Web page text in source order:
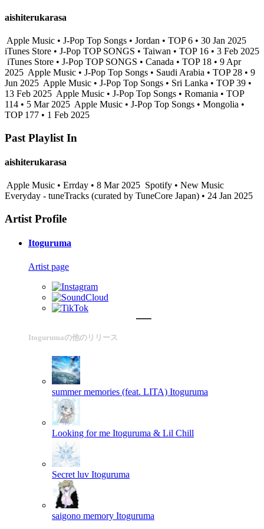
aishiterukarasa
Apple Music • J-Pop Top Songs • Jordan • TOP 6 • 30 Jan 2025
iTunes Store • J-Pop TOP SONGS • Taiwan • TOP 16 • 3 Feb 2025
iTunes Store • J-Pop TOP SONGS • Canada • TOP 18 • 9 Apr
2025 Apple Music • J-Pop Top Songs • Saudi Arabia • TOP 28 • 9
Jun 2025 Apple Music • J-Pop Top Songs • Sri Lanka • TOP 39 •
13 Feb 2025 Apple Music • J-Pop Top Songs • Romania • TOP
114 • 5 Mar 2025 Apple Music • J-Pop Top Songs • Mongolia •
TOP 177 • 1 Feb 2025
Past Playlist In
aishiterukarasa
Apple Music • Errday • 8 Mar 2025 Spotify • New Music
Everyday - tuneTracks (curated by TuneCore Japan) • 24 Jan 2025
Artist Profile
Itoguruma
Artist page
Itogurumaの他のリリース
summer memories (feat. LITA) Itoguruma
Looking for me Itoguruma & Lil Chill
Secret luv Itoguruma
saigono memory Itoguruma